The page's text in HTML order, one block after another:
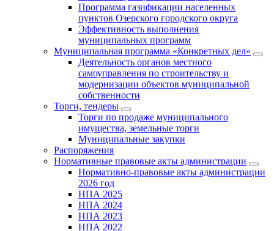
Программа газификации населенных
пунктов Озерского городского округа
Эффективность выполнения
муниципальных программ
Муниципальная программа «Конкретных дел»
Деятельность органов местного
самоуправления по строительству и
модернизации объектов муниципальной
собственности
Торги, тендеры
Торги по продаже муниципального
имущества, земельные торги
Муниципальные закупки
Распоряжения
Нормативные правовые акты администрации
Нормативно-правовые акты администрации
2026 год
НПА 2025
НПА 2024
НПА 2023
НПА 2022